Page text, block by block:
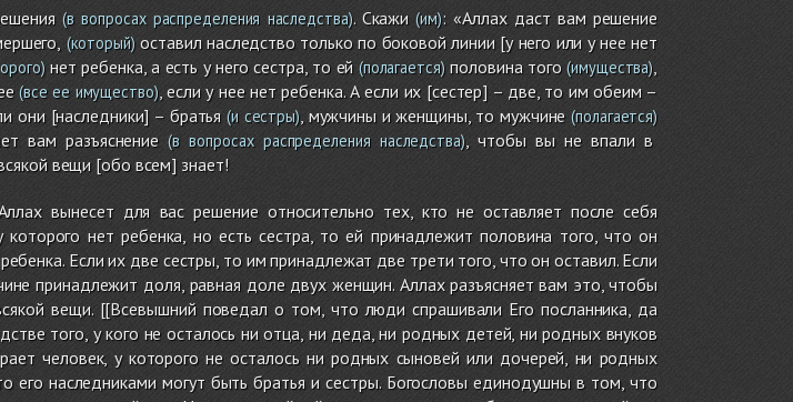
(в вопросах распределения наследства). Скажи (им): «Аллах даст вам решение
(который)оставил наследство только по боковой линии [у него или у нее нет
нет ребенка, а есть у него сестра, то ей (полагается)половина того(имущества),
(все ее имущество), если у нее нет ребенка. А если их [сестер] – две, то им обеим –
они [наследники] – братья (и сестры), мужчины и женщины, то мужчине (полагается)
вам разъяснение (в вопросах распределения наследства), чтобы вы не впали в
вещи [обо всем] знает!
вынесет для вас решение относительно тех, кто не оставляет после себя
нет ребенка, но есть сестра, то ей принадлежит половина того, что он
Если их две сестры, то им принадлежат две трети того, что он оставил. Если
принадлежит доля, равная доле двух женщин. Аллах разъясняет вам это, чтобы
вещи. [[Всевышний поведал о том, что люди спрашивали Его посланника, да
того, у кого не осталось ни отца, ни деда, ни родных детей, ни родных внуков
человек, у которого не осталось ни родных сыновей или дочерей, ни родных
его наследниками могут быть братья и сестры. Богословы единодушны в том, что